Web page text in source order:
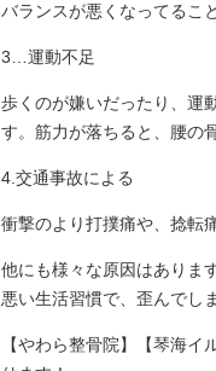
バランスが悪くなってるこ
3…運動不足
歩くのが嫌いだったり、運
す。筋力が落ちると、腰の
4.交通事故による
衝撃のより打撲痛や、捻転
他にも様々な原因はありま
悪い生活習慣で、歪んでし
【やわら整骨院】【琴海